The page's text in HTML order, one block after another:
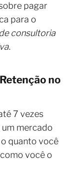
pagar
para o
consultoria
no
7 vezes
um mercado
quanto você
você o